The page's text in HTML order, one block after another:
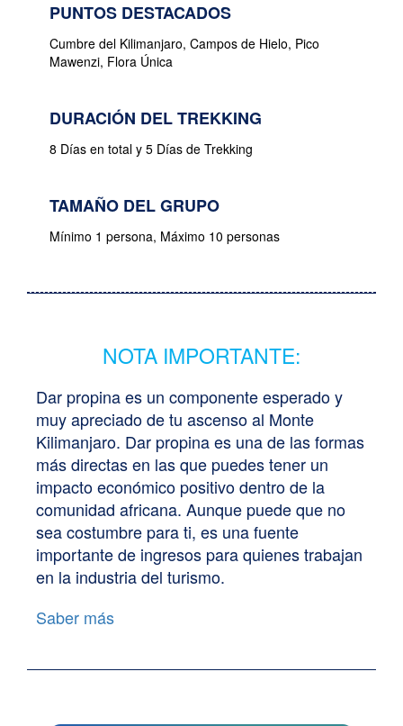
PUNTOS DESTACADOS
Cumbre del Kilimanjaro, Campos de Hielo, Pico
Mawenzi, Flora Única
DURACIÓN DEL TREKKING
8 Días en total y 5 Días de Trekking
TAMAÑO DEL GRUPO
Mínimo 1 persona, Máximo 10 personas
NOTA IMPORTANTE:
Dar propina es un componente esperado y
muy apreciado de tu ascenso al Monte
Kilimanjaro. Dar propina es una de las formas
más directas en las que puedes tener un
impacto económico positivo dentro de la
comunidad africana. Aunque puede que no
sea costumbre para ti, es una fuente
importante de ingresos para quienes trabajan
en la industria del turismo.
Saber más